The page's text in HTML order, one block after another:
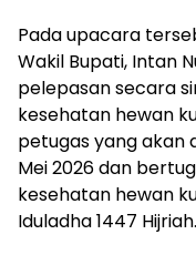
Pada upacara
Wakil Bupati, Intan
pelepasan secara
kesehatan hewan
petugas yang akan
Mei 2026 dan
kesehatan hewan
Iduladha 1447 Hijriah.